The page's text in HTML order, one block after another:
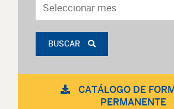
BUSCAR
CATÁLOGO DE
PERMANENTE